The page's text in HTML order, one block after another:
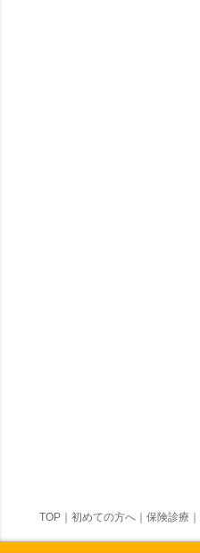
TOP 初めての方へ 保険診療